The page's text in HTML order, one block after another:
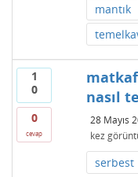
mantık
1
0
0
cevap
nasıl
28 Mayıs
kez
serbest